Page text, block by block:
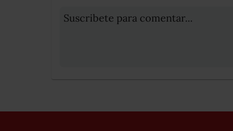
Suscribete para comentar...